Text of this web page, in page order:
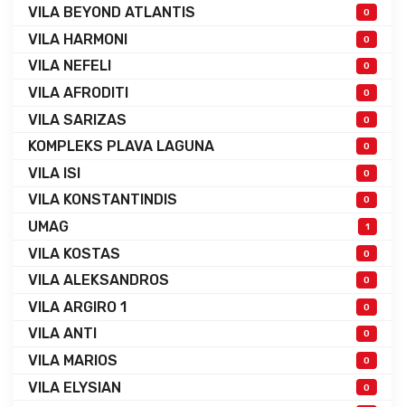
VILA BEYOND ATLANTIS 0
VILA HARMONI 0
VILA NEFELI 0
VILA AFRODITI 0
VILA SARIZAS 0
KOMPLEKS PLAVA LAGUNA 0
VILA ISI 0
VILA KONSTANTINDIS 0
UMAG 1
VILA KOSTAS 0
VILA ALEKSANDROS 0
VILA ARGIRO 1 0
VILA ANTI 0
VILA MARIOS 0
VILA ELYSIAN 0